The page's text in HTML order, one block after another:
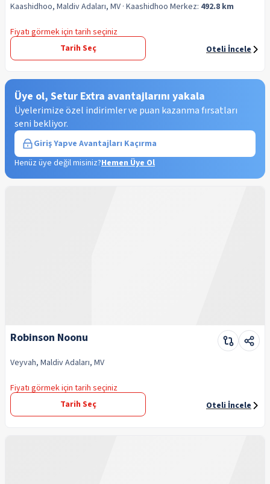
Kaashidhoo, Maldiv Adaları, MV · Kaashidhoo Merkez: 492.8 km
Fiyatı görmek için tarih seçiniz
Tarih Seç
Oteli İncele
Üye ol, Setur Extra avantajlarını yakala
Üyelerimize özel indirimler ve puan kazanma fırsatları
seni bekliyor.
Giriş Yapve Avantajları Kaçırma
Henüz üye değil misiniz?Hemen Üye Ol
Robinson Noonu
Veyvah, Maldiv Adaları, MV
Fiyatı görmek için tarih seçiniz
Tarih Seç
Oteli İncele